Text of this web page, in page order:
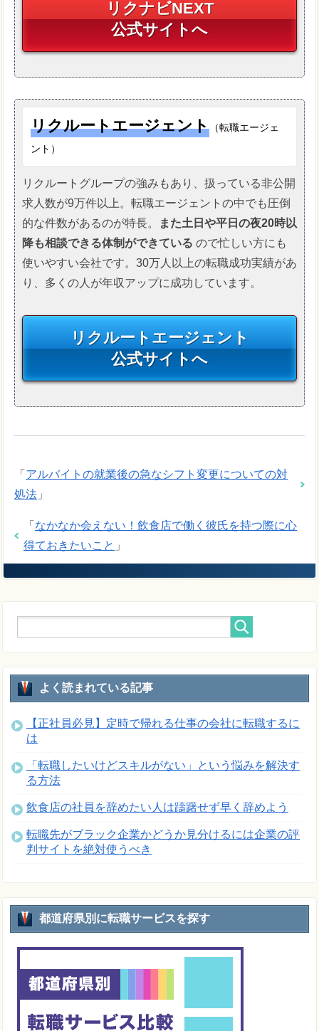
リクナビNEXT
公式サイトへ
リクルートエージェント （転職エージェ
ント）
リクルートグループの強みもあり、扱っている非公開
求人数が9万件以上。転職エージェントの中でも圧倒
的な件数があるのが特長。
また土日や平日の夜20時以
降も相談できる体制ができている ので忙しい方にも
使いやすい会社です。30万人以上の転職成功実績があ
り、多くの人が年収アップに成功しています。
リクルートエージェント
公式サイトへ
「 アルバイトの就業後の急なシフト変更についての対
処法 」
「 なかなか会えない！飲食店で働く彼氏を持つ際に心
得ておきたいこと 」
よく読まれている記事
【正社員必見】定時で帰れる仕事の会社に転職するに
は
「転職したいけどスキルがない」という悩みを解決す
る方法
飲食店の社員を辞めたい人は躊躇せず早く辞めよう
転職先がブラック企業かどうか見分けるには企業の評
判サイトを絶対使うべき
都道府県別に転職サービスを探す